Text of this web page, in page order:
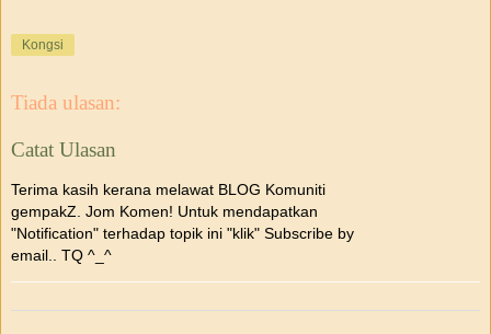
Kongsi
Tiada ulasan:
Catat Ulasan
Terima kasih kerana melawat BLOG Komuniti
gempakZ. Jom Komen! Untuk mendapatkan
"Notification" terhadap topik ini "klik" Subscribe by
email.. TQ ^_^